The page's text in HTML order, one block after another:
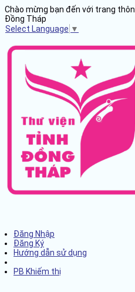
Chào mừng bạn đến với trang
Đồng Tháp
Select Language ▼
Đăng Nhập
Đăng Ký
Hướng dẫn sử dụng
PB Khiếm thị